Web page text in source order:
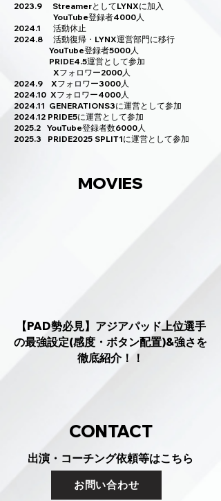
2023.9 StreamerとしてLYNXに加入
YouTube登録者4000人
2024.1 活動休止
2024.8 活動復帰・LYNX運営部門に移行
YouTube登録者5000人
PRIDE4.5運営として参加
Xフォロワー2000人
2024.9 Xフォロワー3000人
2024.10 Xフォロワー4000人
2024.11 GENERATIONS3に運営として参加
2024.12 PRIDE5に運営として参加
2025.2 YouTube登録者数6000人
2025.3 PRIDE2025 SPLIT1に運営として参加
MOVIES
【PAD勢必見】アジアパッド上位選手
の最強設定(感度・ボタン配置)&強さを
徹底紹介！！
CONTACT
出演・コーチング依頼等はこちら
お問い合わせ